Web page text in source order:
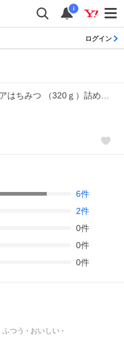
i
ログイン
6件
2件
0件
0件
0件
ふつう
おいしい